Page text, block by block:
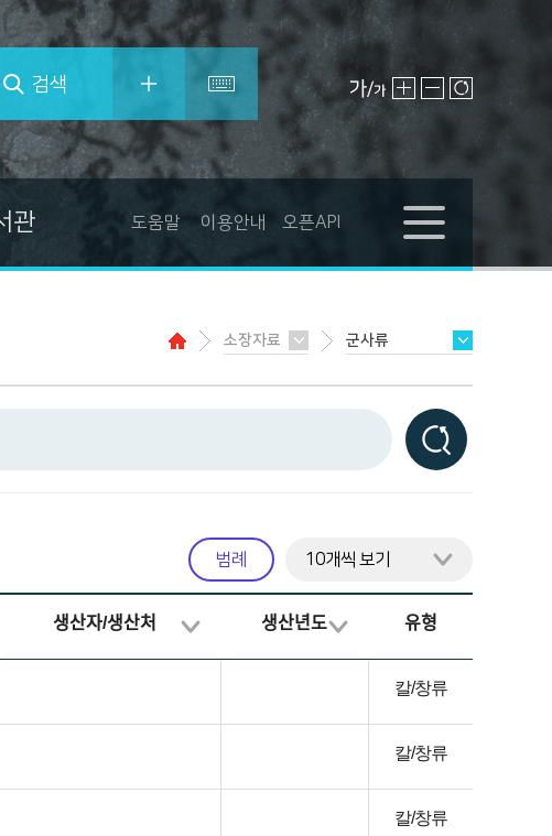
검색
관 도움말 이용안내 오픈API
범례
생산자/생산처 생산년도 유형
칼/창류
칼/창류
칼/창류